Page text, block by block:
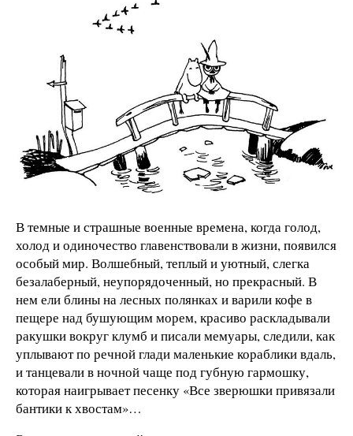
В темные и страшные военные времена, когда голод,
холод и одиночество главенствовали в жизни, появился
особый мир. Волшебный, теплый и уютный, слегка
безалаберный, неупорядоченный, но прекрасный. В
нем ели блины на лесных полянках и варили кофе в
пещере над бушующим морем, красиво раскладывали
ракушки вокруг клумб и писали мемуары, следили, как
уплывают по речной глади маленькие кораблики вдаль,
и танцевали в ночной чаще под губную гармошку,
которая наигрывает песенку «Все зверюшки привязали
бантики к хвостам»…